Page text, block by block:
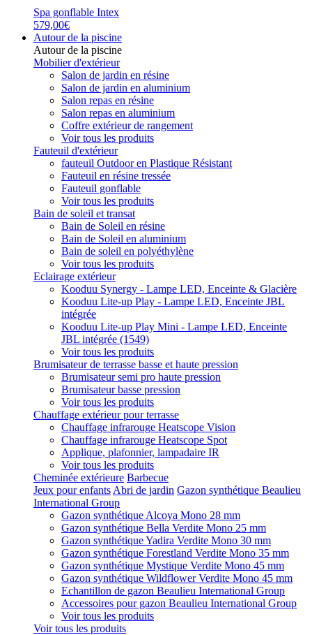
Spa gonflable Intex
579,00€
Autour de la piscine
Autour de la piscine
Mobilier d'extérieur
Salon de jardin en résine
Salon de jardin en aluminium
Salon repas en résine
Salon repas en aluminium
Coffre extérieur de rangement
Voir tous les produits
Fauteuil d'extérieur
fauteuil Outdoor en Plastique Résistant
Fauteuil en résine tressée
Fauteuil gonflable
Voir tous les produits
Bain de soleil et transat
Bain de Soleil en résine
Bain de Soleil en aluminium
Bain de soleil en polyéthylène
Voir tous les produits
Eclairage extérieur
Kooduu Synergy - Lampe LED, Enceinte & Glacière
Kooduu Lite-up Play - Lampe LED, Enceinte JBL
intégrée
Kooduu Lite-up Play Mini - Lampe LED, Enceinte
JBL intégrée (1549)
Voir tous les produits
Brumisateur de terrasse basse et haute pression
Brumisateur semi pro haute pression
Brumisateur basse pression
Voir tous les produits
Chauffage extérieur pour terrasse
Chauffage infrarouge Heatscope Vision
Chauffage infrarouge Heatscope Spot
Applique, plafonnier, lampadaire IR
Voir tous les produits
Cheminée extérieure Barbecue
Jeux pour enfants Abri de jardin Gazon synthétique Beaulieu
International Group
Gazon synthétique Alcoya Mono 28 mm
Gazon synthétique Bella Verdite Mono 25 mm
Gazon synthétique Yadira Verdite Mono 30 mm
Gazon synthétique Forestland Verdite Mono 35 mm
Gazon synthétique Mystique Verdite Mono 45 mm
Gazon synthétique Wildflower Verdite Mono 45 mm
Echantillon de gazon Beaulieu International Group
Accessoires pour gazon Beaulieu International Group
Voir tous les produits
Voir tous les produits